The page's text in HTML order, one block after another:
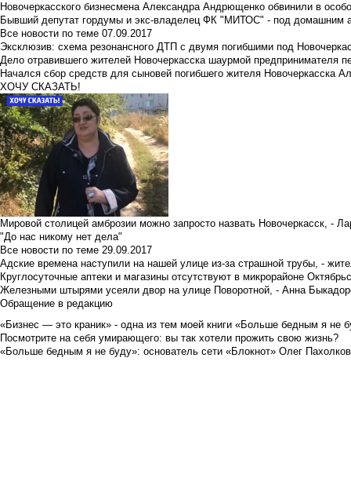
Новочеркасского бизнесмена Александра Андрющенко обвинили в
Бывший депутат гордумы и экс-владелец ФК "МИТОС" - под домашним
Все новости по теме 07.09.2017
Эксклюзив: схема резонансного ДТП с двумя погибшими под
Дело отравившего жителей Новочеркасска шаурмой предпринимателя
Начался сбор средств для сыновей погибшего жителя Новочеркасска
ХОЧУ СКАЗАТЬ!
Мировой столицей амброзии можно запросто назвать Новочеркасск, -
"До нас никому нет дела"
Все новости по теме 29.09.2017
Адские времена наступили на нашей улице из-за страшной трубы, -
Круглосуточные аптеки и магазины отсутствуют в микрорайоне
Железными штырями усеяли двор на улице Поворотной, - Анна
Обращение в редакцию
«Бизнес — это краник» - одна из тем моей книги «Больше бедным я не
Посмотрите на себя умирающего: вы так хотели прожить свою жизнь?
«Больше бедным я не буду»: основатель сети «Блокнот» Олег Пахолков